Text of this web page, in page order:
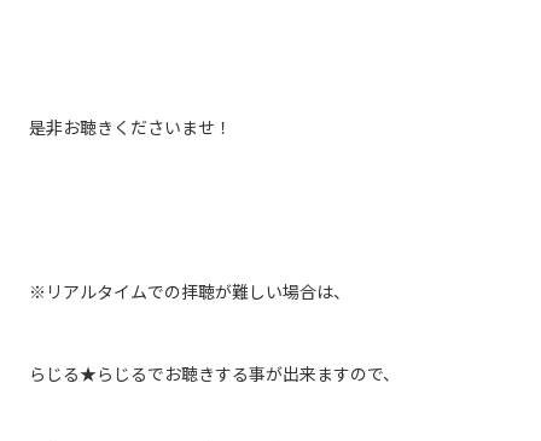
是非お聴きくださいませ！
※リアルタイムでの拝聴が難しい場合は、
らじる★らじるでお聴きする事が出来ますので、